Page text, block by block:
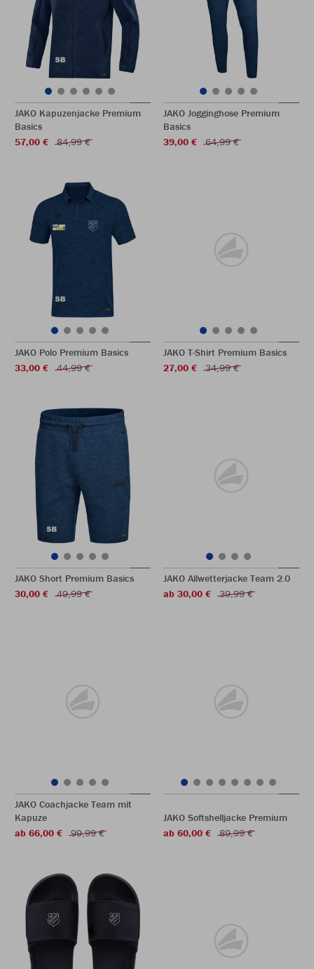
JAKO Kapuzenjacke Premium
Basics
57,00 €
84,99 €
JAKO Jogginghose Premium
Basics
39,00 €
64,99 €
JAKO Polo Premium Basics
33,00 €
44,99 €
JAKO T-Shirt Premium Basics
27,00 €
34,99 €
JAKO Short Premium Basics
30,00 €
49,99 €
JAKO Allwetterjacke Team 2.0
ab 30,00 €
39,99 €
JAKO Coachjacke Team mit
Kapuze
ab 66,00 €
99,99 €
JAKO Softshelljacke Premium
ab 60,00 €
89,99 €